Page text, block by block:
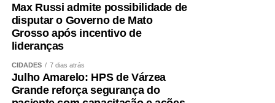
Max Russi admite possibilidade de
disputar o Governo de Mato
Grosso após incentivo de
lideranças
CIDADES 7 dias atrás
Julho Amarelo: HPS de Várzea
Grande reforça segurança do